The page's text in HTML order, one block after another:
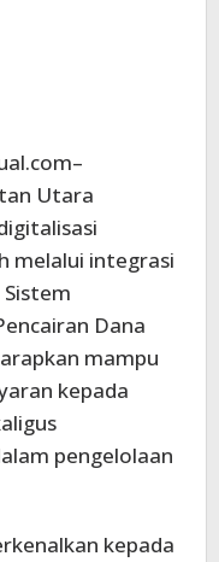
Utara
melalui integrasi
Dana
mampu
kepada
pengelolaan
kepada